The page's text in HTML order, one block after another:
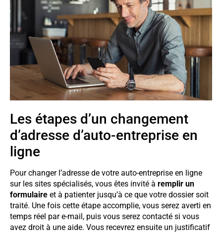
Les étapes d’un changement
d’adresse d’auto-entreprise en
ligne
Pour changer l’adresse de votre auto-entreprise en ligne
sur les sites spécialisés, vous êtes invité à remplir un
formulaire et à patienter jusqu’à ce que votre dossier soit
traité. Une fois cette étape accomplie, vous serez averti en
temps réel par e-mail, puis vous serez contacté si vous
avez droit à une aide. Vous recevrez ensuite un justificatif